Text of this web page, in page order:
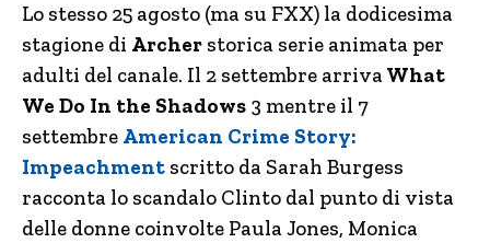
Lo stesso 25 agosto (ma su FXX) la dodicesima
stagione di Archer storica serie animata per
adulti del canale. Il 2 settembre arrivaWhat
We Do In the Shadows 3 mentre il 7
settembre American Crime Story:
Impeachment scritto da Sarah Burgess
racconta lo scandalo Clinto dal punto di vista
delle donne coinvolte Paula Jones, Monica